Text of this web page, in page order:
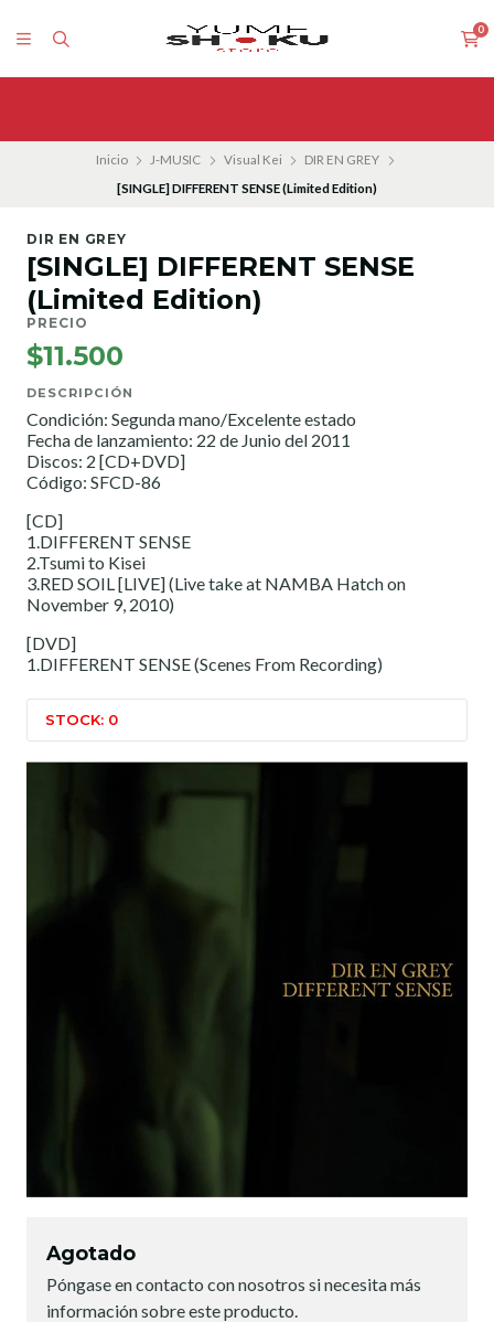
0
Inicio J-MUSIC Visual Kei
DIR EN GREY
[SINGLE] DIFFERENT SENSE (Limited Edition)
DIR EN GREY
[SINGLE] DIFFERENT SENSE
(Limited Edition)
PRECIO
$11.500
DESCRIPCIÓN
Condición: Segunda mano/Excelente estado
Fecha de lanzamiento: 22 de Junio del 2011
Discos: 2 [CD+DVD]
Código: SFCD-86
[CD]
1.DIFFERENT SENSE
2.Tsumi to Kisei
3.RED SOIL [LIVE] (Live take at NAMBA Hatch on
November 9, 2010)
[DVD]
1.DIFFERENT SENSE (Scenes From Recording)
STOCK: 0
Agotado
Póngase en contacto con nosotros si necesita más
información sobre este producto.